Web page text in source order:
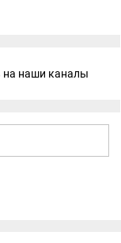
на наши каналы